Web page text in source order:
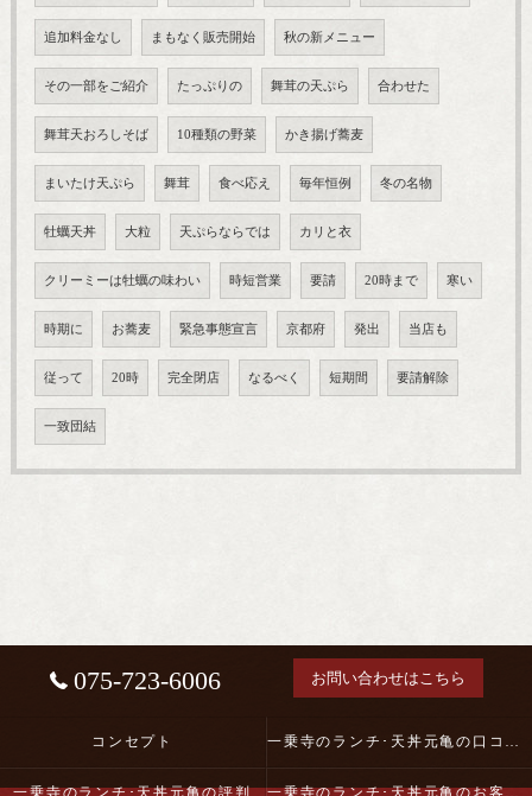
追加料金なし まもなく販売開始 秋の新メニュー
その一部をご紹介 たっぷりの 舞茸の天ぷら 合わせた
舞茸天おろしそば 10種類の野菜 かき揚げ蕎麦
まいたけ天ぷら 舞茸 食べ応え 毎年恒例 冬の名物
牡蠣天丼 大粒 天ぷらならでは カリと衣
クリーミーは牡蠣の味わい 時短営業 要請 20時まで 寒い
時期に お蕎麦 緊急事態宣言 京都府 発出 当店も
従って 20時 完全閉店 なるべく 短期間 要請解除
一致団結
075-723-6006 お問い合わせはこちら
コンセプト 一乗寺のランチ･天丼元亀の口コミ情報
一乗寺のランチ･天丼元亀の評判 一乗寺のランチ･天丼元亀のお客様の声